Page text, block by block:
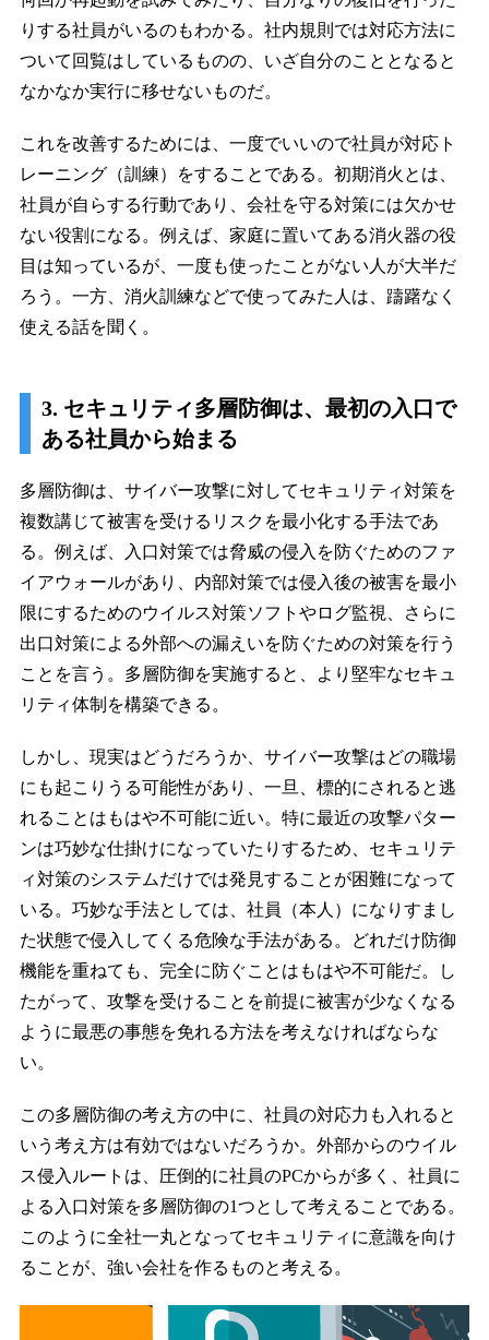
りする社員がいるのもわかる。社内規則では対応方法に
ついて回覧はしているものの、いざ自分のこととなると
なかなか実行に移せないものだ。
これを改善するためには、一度でいいので社員が対応ト
レーニング（訓練）をすることである。初期消火とは、
社員が自らする行動であり、会社を守る対策には欠かせ
ない役割になる。例えば、家庭に置いてある消火器の役
目は知っているが、一度も使ったことがない人が大半だ
ろう。一方、消火訓練などで使ってみた人は、躊躇なく
使える話を聞く。
3. セキュリティ多層防御は、最初の入口で
ある社員から始まる
多層防御は、サイバー攻撃に対してセキュリティ対策を
複数講じて被害を受けるリスクを最小化する手法であ
る。例えば、入口対策では脅威の侵入を防ぐためのファ
イアウォールがあり、内部対策では侵入後の被害を最小
限にするためのウイルス対策ソフトやログ監視、さらに
出口対策による外部への漏えいを防ぐための対策を行う
ことを言う。多層防御を実施すると、より堅牢なセキュ
リティ体制を構築できる。
しかし、現実はどうだろうか、サイバー攻撃はどの職場
にも起こりうる可能性があり、一旦、標的にされると逃
れることはもはや不可能に近い。特に最近の攻撃パター
ンは巧妙な仕掛けになっていたりするため、セキュリテ
ィ対策のシステムだけでは発見することが困難になって
いる。巧妙な手法としては、社員（本人）になりすまし
た状態で侵入してくる危険な手法がある。どれだけ防御
機能を重ねても、完全に防ぐことはもはや不可能だ。し
たがって、攻撃を受けることを前提に被害が少なくなる
ように最悪の事態を免れる方法を考えなければならな
い。
この多層防御の考え方の中に、社員の対応力も入れると
いう考え方は有効ではないだろうか。外部からのウイル
ス侵入ルートは、圧倒的に社員のPCからが多く、社員に
よる入口対策を多層防御の1つとして考えることである。
このように全社一丸となってセキュリティに意識を向け
ることが、強い会社を作るものと考える。